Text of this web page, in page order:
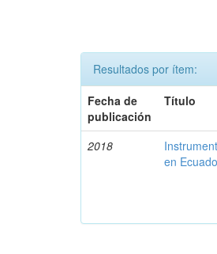
Resultados por ítem:
Fecha de
publicación
Título
2018
en